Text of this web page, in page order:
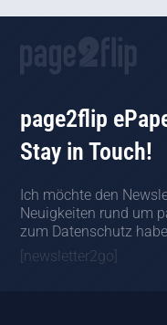
page2flip
Stay in Touch!
Ich möchte den
Neuigkeiten rund um
zum Datenschutz
[newsletter2go]